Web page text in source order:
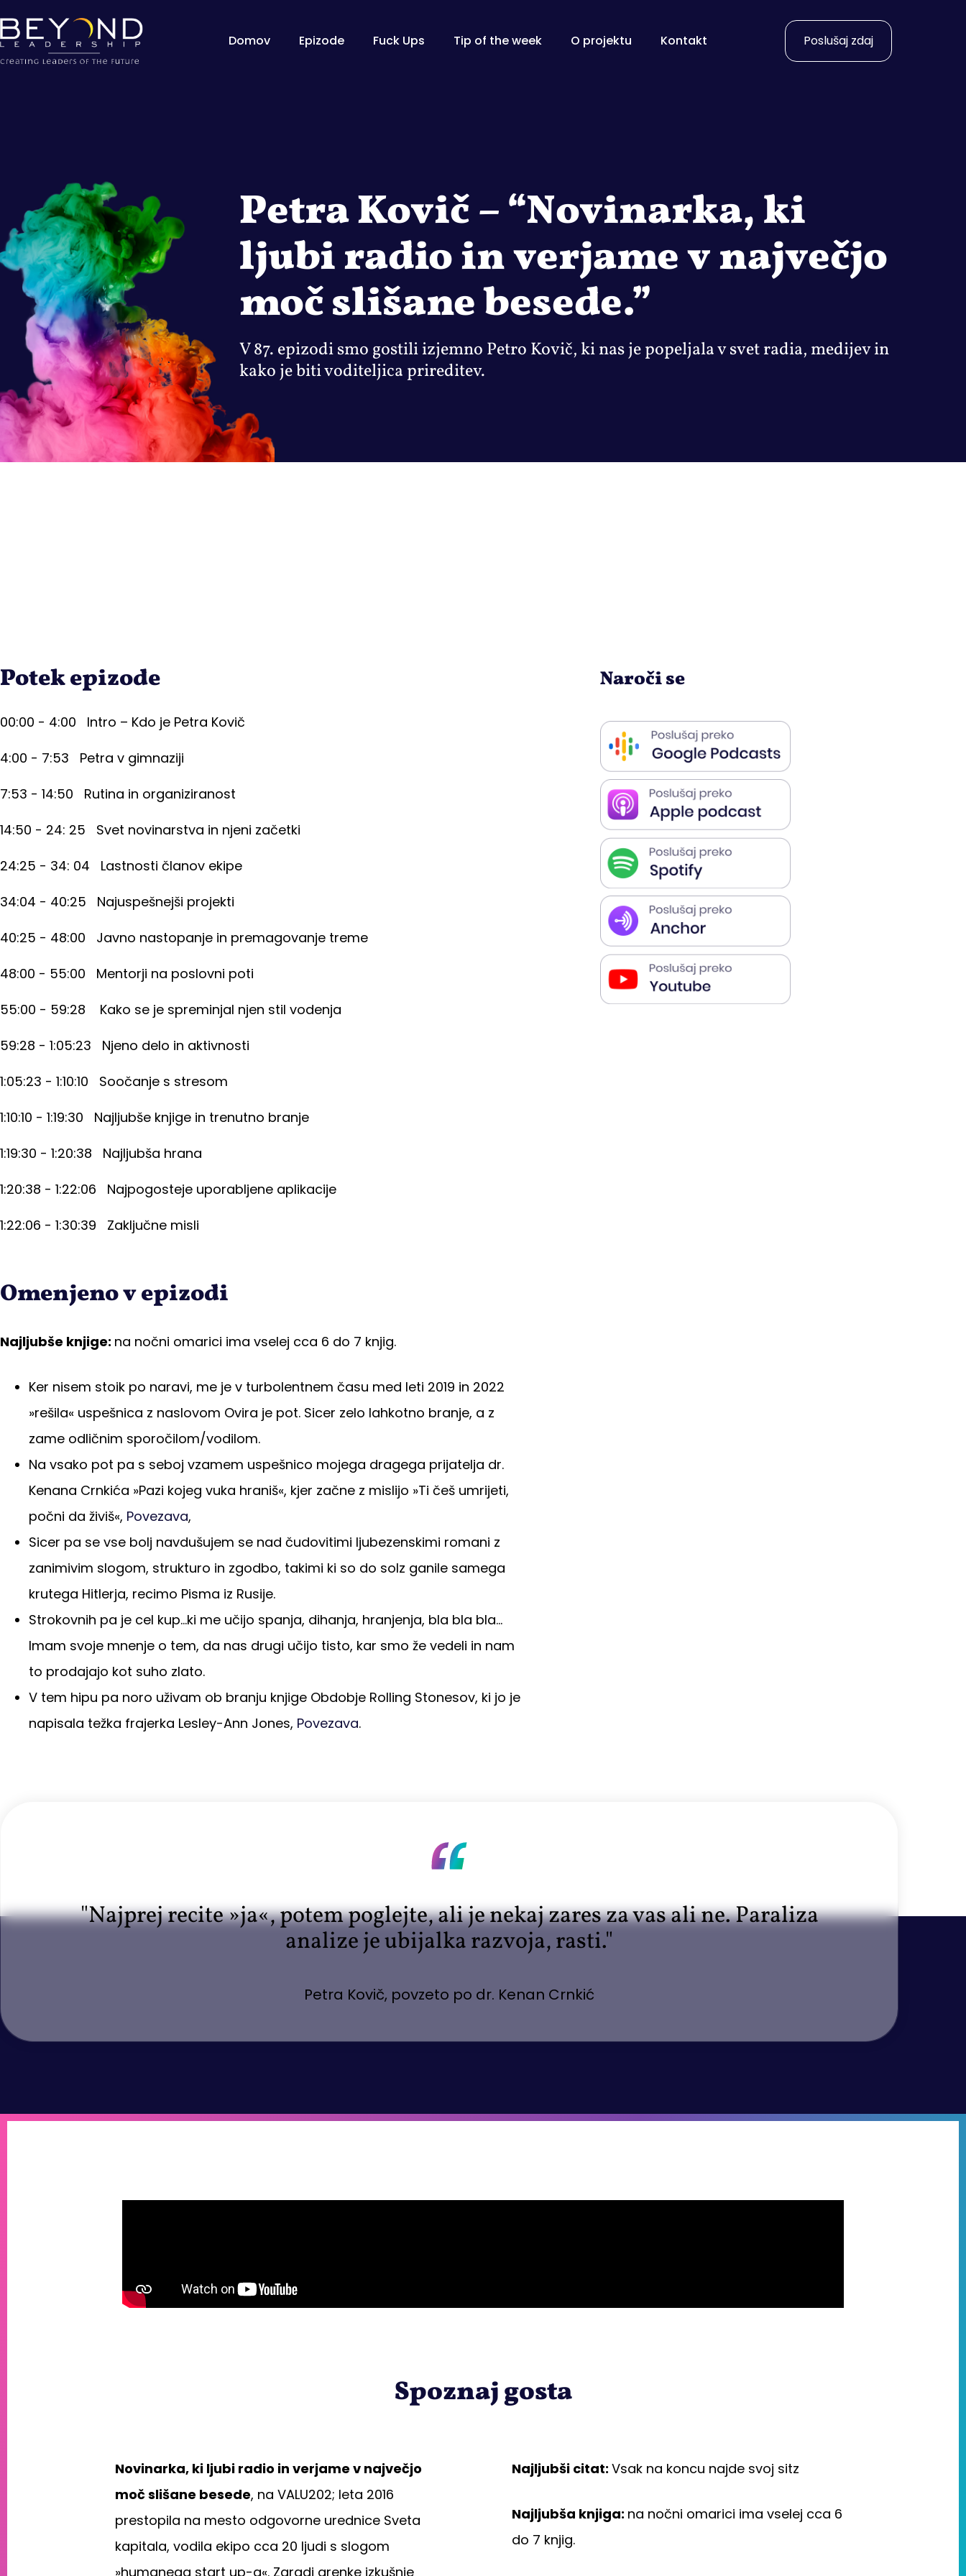
Domov Epizode Fuck Ups Tip of the week O projektu Kontakt Poslušaj zdaj
Petra Kovič – “Novinarka, ki
ljubi radio in verjame v največjo
moč slišane besede.”
V 87. epizodi smo gostili izjemno Petro Kovič, ki nas je popeljala v svet radia, medijev in
kako je biti voditeljica prireditev.
Potek epizode
00:00 - 4:00 Intro – Kdo je Petra Kovič
4:00 - 7:53 Petra v gimnaziji
7:53 - 14:50 Rutina in organiziranost
14:50 - 24: 25 Svet novinarstva in njeni začetki
24:25 - 34: 04 Lastnosti članov ekipe
34:04 - 40:25 Najuspešnejši projekti
40:25 - 48:00 Javno nastopanje in premagovanje treme
48:00 - 55:00 Mentorji na poslovni poti
55:00 - 59:28 Kako se je spreminjal njen stil vodenja
59:28 - 1:05:23 Njeno delo in aktivnosti
1:05:23 - 1:10:10 Soočanje s stresom
1:10:10 - 1:19:30 Najljubše knjige in trenutno branje
1:19:30 - 1:20:38 Najljubša hrana
1:20:38 - 1:22:06 Najpogosteje uporabljene aplikacije
1:22:06 - 1:30:39 Zaključne misli
Omenjeno v epizodi
Najljubše knjige: na nočni omarici ima vselej cca 6 do 7 knjig.
Ker nisem stoik po naravi, me je v turbolentnem času med leti 2019 in 2022
»rešila« uspešnica z naslovom Ovira je pot. Sicer zelo lahkotno branje, a z
zame odličnim sporočilom/vodilom.
Na vsako pot pa s seboj vzamem uspešnico mojega dragega prijatelja dr.
Kenana Crnkića »Pazi kojeg vuka hraniš«, kjer začne z mislijo »Ti češ umrijeti,
počni da živiš«, Povezava,
Sicer pa se vse bolj navdušujem se nad čudovitimi ljubezenskimi romani z
zanimivim slogom, strukturo in zgodbo, takimi ki so do solz ganile samega
krutega Hitlerja, recimo Pisma iz Rusije.
Strokovnih pa je cel kup…ki me učijo spanja, dihanja, hranjenja, bla bla bla…
Imam svoje mnenje o tem, da nas drugi učijo tisto, kar smo že vedeli in nam
to prodajajo kot suho zlato.
V tem hipu pa noro uživam ob branju knjige Obdobje Rolling Stonesov, ki jo je
napisala težka frajerka Lesley-Ann Jones, Povezava.
Naroči se
"Najprej recite »ja«, potem poglejte, ali je nekaj zares za vas ali ne. Paraliza
analize je ubijalka razvoja, rasti."
Petra Kovič, povzeto po dr. Kenan Crnkić
Spoznaj gosta
Novinarka, ki ljubi radio in verjame v največjo
moč slišane besede, na VALU202; leta 2016
prestopila na mesto odgovorne urednice Sveta
kapitala, vodila ekipo cca 20 ljudi s slogom
»humanega start up-a«. Zaradi grenke izkušnje
Najljubši citat: Vsak na koncu najde svoj sitz
Najljubša knjiga: na nočni omarici ima vselej cca 6
do 7 knjig.